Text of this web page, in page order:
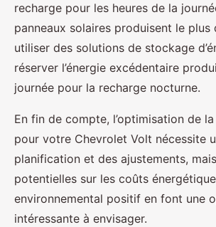
recharge pour les heures de la
panneaux solaires produisent le plus
utiliser des solutions de stockage
réserver l’énergie excédentaire
journée pour la recharge nocturne.
En fin de compte, l’optimisation de
pour votre Chevrolet Volt nécessite
planification et des ajustements,
potentielles sur les coûts
environnemental positif en font une
intéressante à envisager.